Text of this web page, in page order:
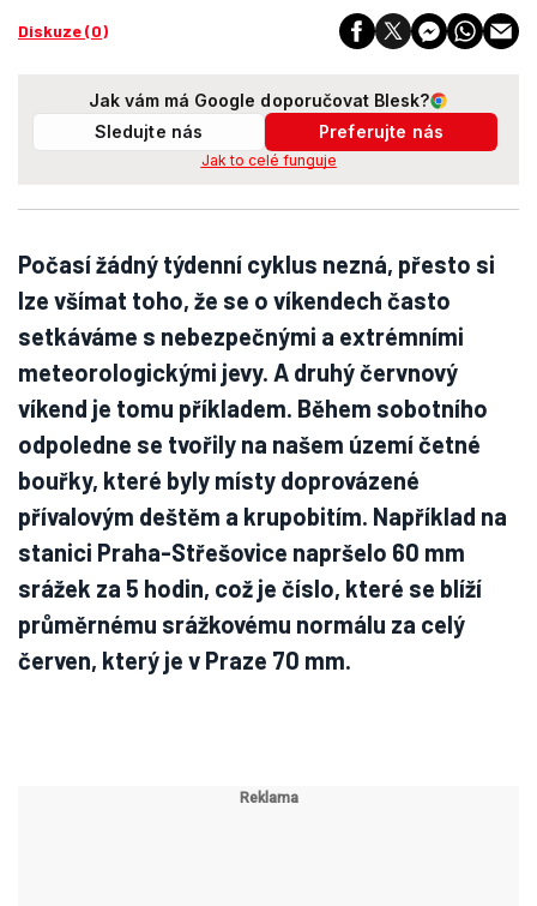
Diskuze (0)
Jak vám má Google doporučovat Blesk?
Sledujte nás
Preferujte nás
Jak to celé funguje
Počasí žádný týdenní cyklus nezná, přesto si
lze všímat toho, že se o víkendech často
setkáváme s nebezpečnými a extrémními
meteorologickými jevy. A druhý červnový
víkend je tomu příkladem. Během sobotního
odpoledne se tvořily na našem území četné
bouřky, které byly místy doprovázené
přívalovým deštěm a krupobitím. Například na
stanici Praha-Střešovice napršelo 60 mm
srážek za 5 hodin, což je číslo, které se blíží
průměrnému srážkovému normálu za celý
červen, který je v Praze 70 mm.